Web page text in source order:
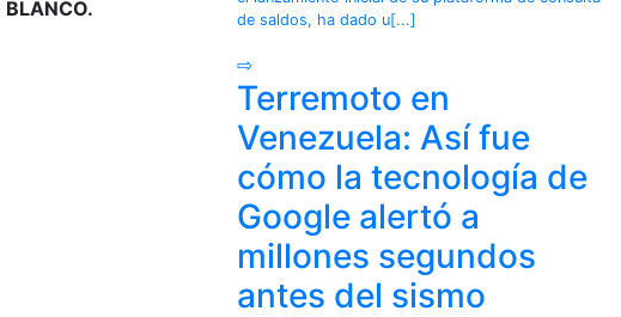
BLANCO.
de saldos, ha dado u[...]
⇨
Terremoto en
Venezuela: Así fue
cómo la tecnología de
Google alertó a
millones segundos
antes del sismo